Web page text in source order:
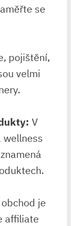
se
pojištění,
velmi
V
wellness
je
affiliate